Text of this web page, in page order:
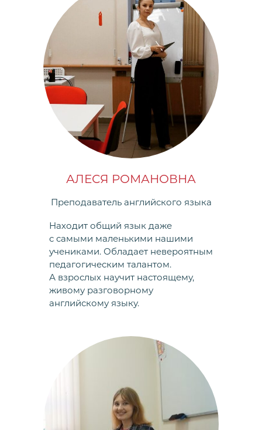
АЛЕСЯ РОМАНОВНА
Преподаватель английского языка
Находит общий язык даже
с самыми маленькими нашими
учениками. Обладает невероятным
педагогическим талантом.
А взрослых научит настоящему,
живому разговорному
английскому языку.